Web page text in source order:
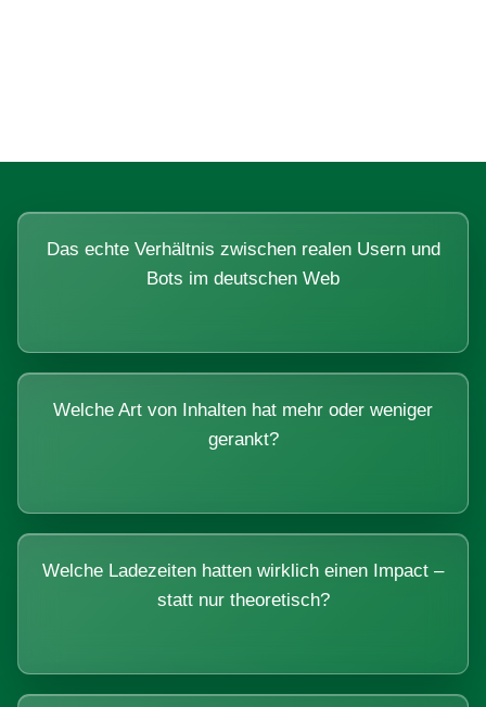
Das echte Verhältnis zwischen realen Usern und
Bots im deutschen Web
Welche Art von Inhalten hat mehr oder weniger
gerankt?
Welche Ladezeiten hatten wirklich einen Impact –
statt nur theoretisch?